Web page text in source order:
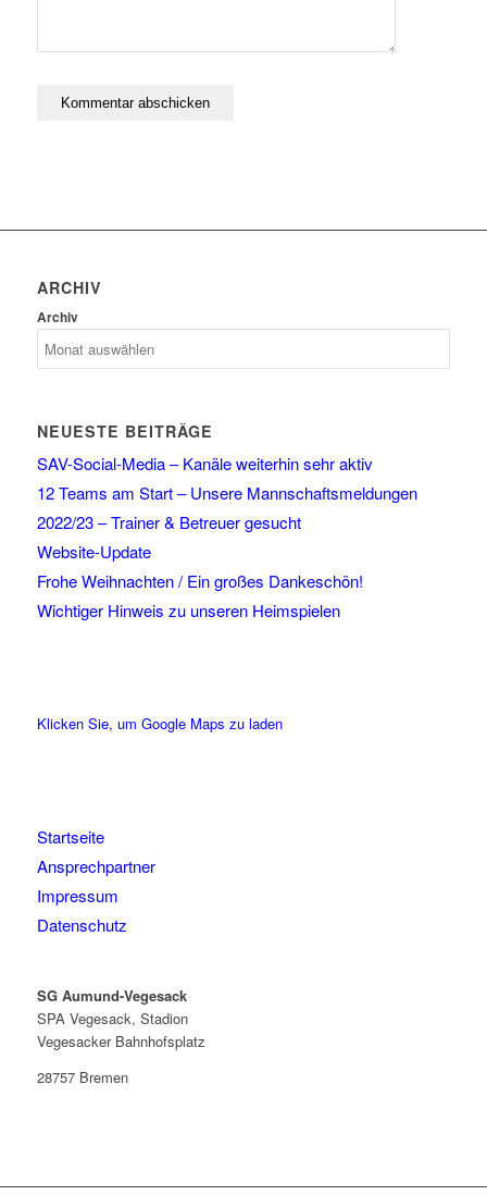
ARCHIV
Archiv
NEUESTE BEITRÄGE
SAV-Social-Media – Kanäle weiterhin sehr aktiv
12 Teams am Start – Unsere Mannschaftsmeldungen
2022/23 – Trainer & Betreuer gesucht
Website-Update
Frohe Weihnachten / Ein großes Dankeschön!
Wichtiger Hinweis zu unseren Heimspielen
Klicken Sie, um Google Maps zu laden
Startseite
Ansprechpartner
Impressum
Datenschutz
SG Aumund-Vegesack
SPA Vegesack, Stadion
Vegesacker Bahnhofsplatz
28757 Bremen